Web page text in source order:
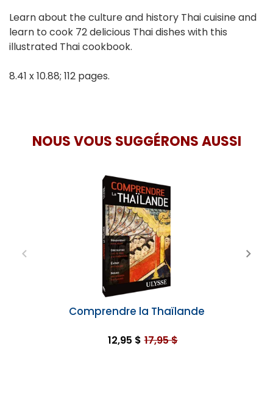
Learn about the culture and history Thai cuisine and
learn to cook 72 delicious Thai dishes with this
illustrated Thai cookbook.
8.41 x 10.88; 112 pages.
NOUS VOUS SUGGÉRONS AUSSI
Comprendre la Thaïlande
12,95 $ 17,95 $